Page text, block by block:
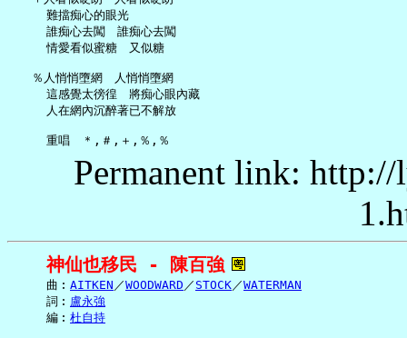
     難擋痴心的眼光
     誰痴心去闖　誰痴心去闖
     情愛看似蜜糖　又似糖
   ％人悄悄墮網　人悄悄墮網
     這感覺太徬徨　將痴心眼內藏
     人在網內沉醉著已不解放
Permanent link:
神仙也移民 - 陳百強
     曲︰
AITKEN ／WOODWARD ／ STOCK／WATERMAN
     詞︰
盧永強
     編︰
杜自持